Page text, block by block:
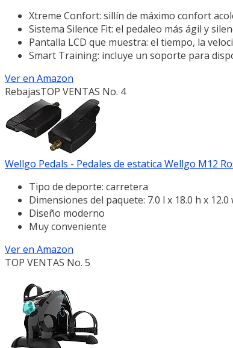
Xtreme Confort: sillín de máximo confort
Sistema Silence Fit: el pedaleo más ágil y
Pantalla LCD que muestra: el tiempo, la
Smart Training: incluye un soporte para
Ver en Amazon
RebajasTOP VENTAS No. 4
Wellgo Pedals - Pedales de estatica Wellgo M12
Tipo de deporte: carretera
Dimensiones del paquete: 7.0 l x 18.0 h x
Diseño moderno
Muy conveniente
Ver en Amazon
TOP VENTAS No. 5